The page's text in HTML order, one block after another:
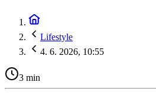
Lifestyle
4. 6. 2026, 10:55
3 min